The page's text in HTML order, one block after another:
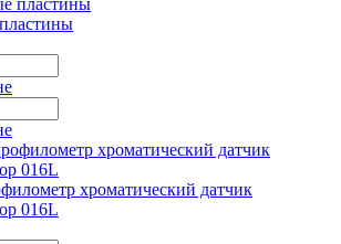
хроматический датчик
016L